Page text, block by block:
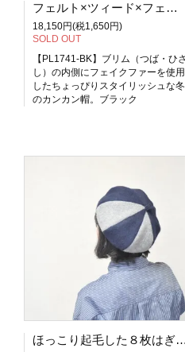
フェルト×ツィード×フェイクファーのキャノチェ（ブラック）【PL1741-BK】
18,150円(税1,650円)
SOLD OUT
【PL1741-BK】ブリム（つば・ひさ
し）の内側にフェイクファーを使用
したちょっぴりスタイリッシュな冬
のカンカン帽。ブラック
ほっこり起毛した８枚はぎのコンビカラーのベレー帽【コンビベレー】